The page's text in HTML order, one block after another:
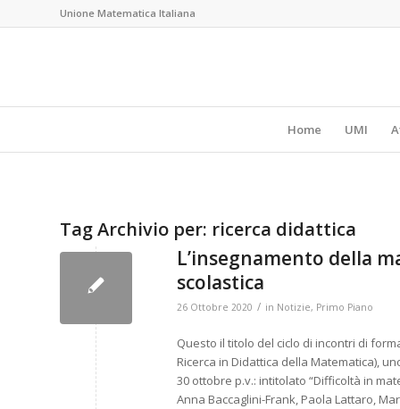
Unione Matematica Italiana
Home UMI
Tag Archivio per: ricerca didattica
L’insegnamento della
scolastica
26 Ottobre 2020 / in Notizie, Primo Piano
Questo il titolo del ciclo di incontri di
Ricerca in Didattica della Matematica),
30 ottobre p.v.: intitolato “Difficoltà in
Anna Baccaglini-Frank, Paola Lattaro,